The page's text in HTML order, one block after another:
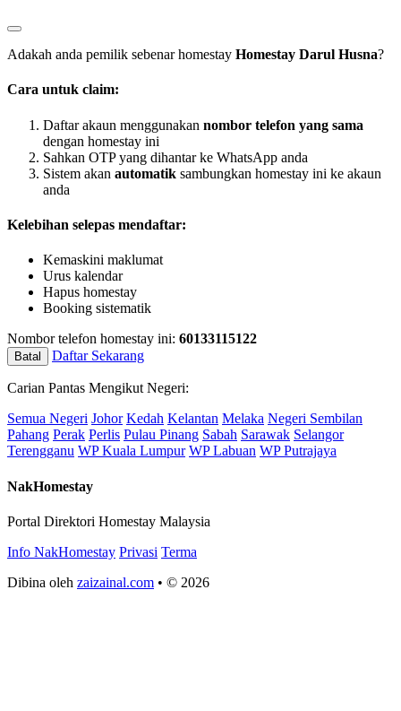
Adakah anda pemilik sebenar homestay Homestay Darul Husna?
Cara untuk claim:
Daftar akaun menggunakan nombor telefon yang sama
dengan homestay ini
Sahkan OTP yang dihantar ke WhatsApp anda
Sistem akan automatik sambungkan homestay ini ke akaun
anda
Kelebihan selepas mendaftar:
Kemaskini maklumat
Urus kalendar
Hapus homestay
Booking sistematik
Nombor telefon homestay ini: 60133115122
Batal Daftar Sekarang
Carian Pantas Mengikut Negeri:
Semua Negeri Johor Kedah Kelantan Melaka Negeri Sembilan
Pahang Perak Perlis Pulau Pinang Sabah Sarawak Selangor
Terengganu WP Kuala Lumpur WP Labuan WP Putrajaya
NakHomestay
Portal Direktori Homestay Malaysia
Info NakHomestay Privasi Terma
Dibina oleh zaizainal.com • © 2026